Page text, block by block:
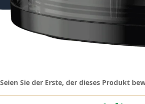
Seien Sie der Erste, der dieses Produkt